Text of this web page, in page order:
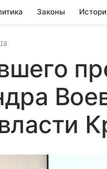
Законы